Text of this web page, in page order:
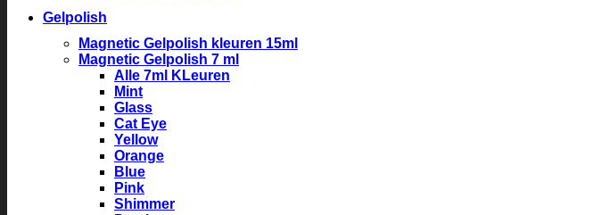
Gelpolish
Magnetic Gelpolish kleuren 15ml
Magnetic Gelpolish 7 ml
Alle 7ml KLeuren
Mint
Glass
Cat Eye
Yellow
Orange
Blue
Pink
Shimmer